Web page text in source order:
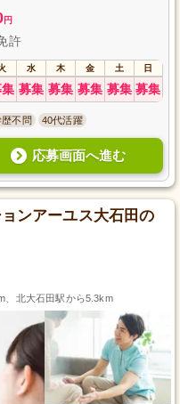
円
許
水 木 金 土 日
募集 募集 募集 募集 募集
歴不問 40代活躍
応募画面へ進む
ンアーユス大石田の
、北大石田駅から5.3km